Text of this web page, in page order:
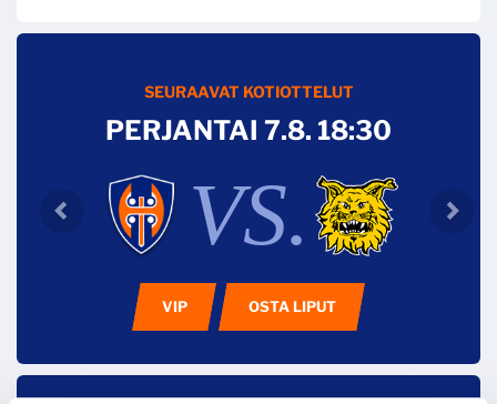
SEURAAVAT KOTIOTTELUT
PERJANTAI 7.8. 18:30
VS.
VIP OSTA LIPUT